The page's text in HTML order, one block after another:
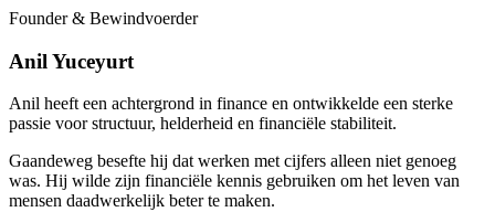
Founder & Bewindvoerder
Anil Yuceyurt
Anil heeft een achtergrond in finance en ontwikkelde een sterke
passie voor structuur, helderheid en financiële stabiliteit.
Gaandeweg besefte hij dat werken met cijfers alleen niet genoeg
was. Hij wilde zijn financiële kennis gebruiken om het leven van
mensen daadwerkelijk beter te maken.